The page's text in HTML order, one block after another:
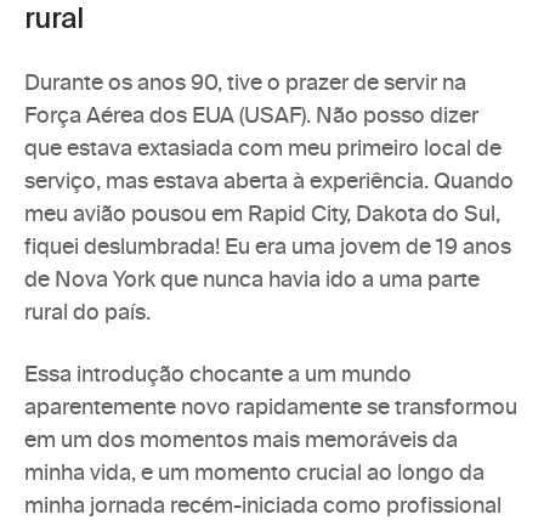
rural
Durante os anos 90, tive o prazer de servir na
Força Aérea dos EUA (USAF). Não posso dizer
que estava extasiada com meu primeiro local de
serviço, mas estava aberta à experiência. Quando
meu avião pousou em Rapid City, Dakota do Sul,
fiquei deslumbrada! Eu era uma jovem de 19 anos
de Nova York que nunca havia ido a uma parte
rural do país.
Essa introdução chocante a um mundo
aparentemente novo rapidamente se transformou
em um dos momentos mais memoráveis da
minha vida, e um momento crucial ao longo da
minha jornada recém-iniciada como profissional